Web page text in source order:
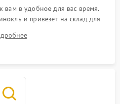
вам в удобное для вас время.
и привезет на склад для